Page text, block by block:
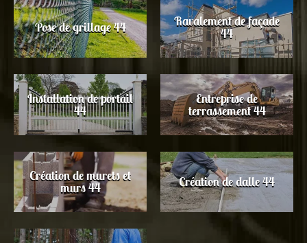
Pose de grillage 44 Ravalement de façade
44
Installation de portail
44
Entreprise de
terrassement 44
Création de murets et
murs 44 Création de dalle 44